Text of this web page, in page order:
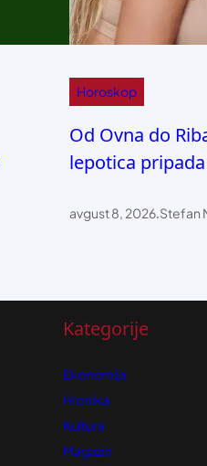
Horoskop
Od Ovna do
lepotica
avgust 8, 2026.Stefan
Kategorije
Ekonomija
Hronika
Kultura
Magazin